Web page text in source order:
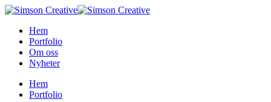
Hem
Portfolio
Om oss
Nyheter
Hem
Portfolio